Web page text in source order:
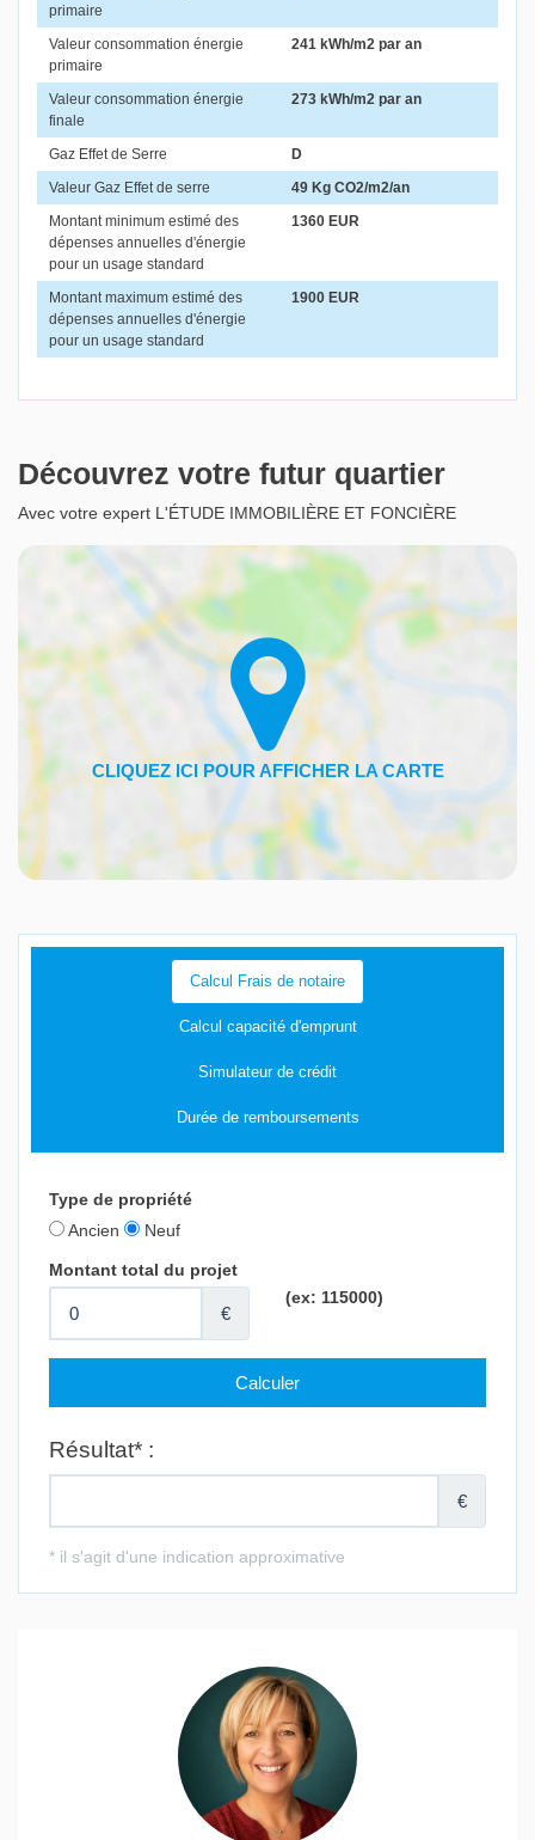
primaire
Valeur consommation énergie
primaire
241 kWh/m2 par an
Valeur consommation énergie
finale
273 kWh/m2 par an
Gaz Effet de Serre
D
Valeur Gaz Effet de serre
49 Kg CO2/m2/an
Montant minimum estimé des
dépenses annuelles d'énergie
pour un usage standard
1360 EUR
Montant maximum estimé des
dépenses annuelles d'énergie
pour un usage standard
1900 EUR
Découvrez votre futur quartier
Avec votre expert L'ÉTUDE IMMOBILIÈRE ET FONCIÈRE
Calcul Frais de notaire
Calcul capacité d'emprunt
Simulateur de crédit
Durée de remboursements